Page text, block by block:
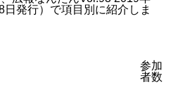
発行）で項目別に紹介しま
参加
者数